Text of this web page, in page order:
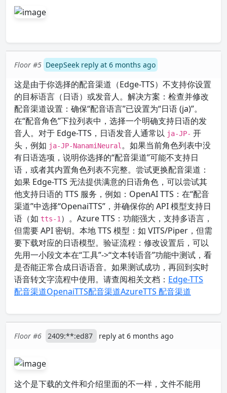
Floor #5 DeepSeek reply at 6 months ago
这是由于你选择的配音渠道（Edge-TTS）不支持你设置
的目标语言（日语）或发音人。解决方案：检查并修改
配音渠道设置：确保“配音语言”已设置为“日语 (ja)”。
在“配音角色”下拉列表中，选择一个明确支持日语的发
音人。对于 Edge-TTS，日语发音人通常以 ja-JP- 开
头，例如 ja-JP-NanamiNeural 。如果当前角色列表中没
有日语选项，说明你选择的“配音渠道”可能不支持日
语，或者其内置角色列表不完整。尝试更换配音渠道：
如果 Edge-TTS 无法提供满意的日语角色，可以尝试其
他支持日语的 TTS 服务，例如：OpenAI TTS：在“配音
渠道”中选择“OpenaiTTS”，并确保你的 API 模型支持日
语（如 tts-1 ）。Azure TTS：功能强大，支持多语言，
但需要 API 密钥。本地 TTS 模型：如 VITS/Piper，但需
要下载对应的日语模型。验证流程：修改设置后，可以
先用一小段文本在“工具”->“文本转语音”功能中测试，看
是否能正常合成日语语音。如果测试成功，再回到实时
语音转文字流程中使用。请查阅相关文档： Edge-TTS
配音渠道OpenaiTTS配音渠道AzureTTS 配音渠道
Floor #6 2409:**:ed87 reply at 6 months ago
这个是下载的文件和介绍里面的不一样，文件不能用